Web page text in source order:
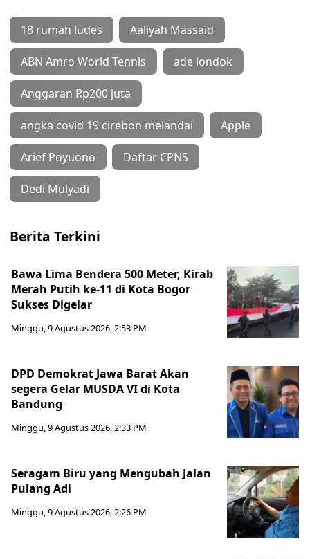
18 rumah ludes Aaliyah Massaid
ABN Amro World Tennis ade londok
Anggaran Rp200 juta
angka covid 19 cirebon melandai Apple
Arief Poyuono Daftar CPNS
Dedi Mulyadi
Berita Terkini
Bawa Lima Bendera 500 Meter, Kirab
Merah Putih ke-11 di Kota Bogor
Sukses Digelar
Minggu, 9 Agustus 2026, 2:53 PM
DPD Demokrat Jawa Barat Akan
segera Gelar MUSDA VI di Kota
Bandung
Minggu, 9 Agustus 2026, 2:33 PM
Seragam Biru yang Mengubah Jalan
Pulang Adi
Minggu, 9 Agustus 2026, 2:26 PM